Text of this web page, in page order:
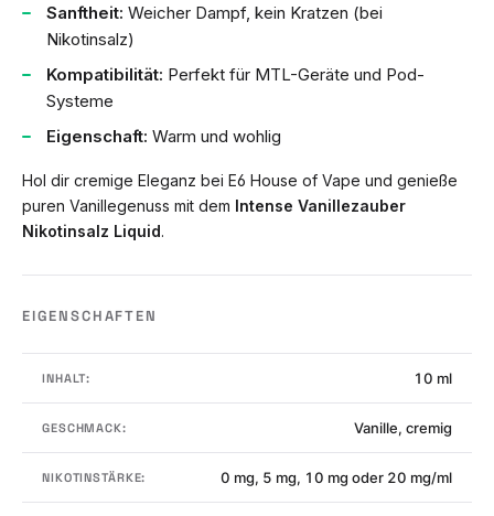
Sanftheit: Weicher Dampf, kein Kratzen (bei
Nikotinsalz)
Kompatibilität: Perfekt für MTL-Geräte und Pod-
Systeme
Eigenschaft: Warm und wohlig
Hol dir cremige Eleganz bei E6 House of Vape und genieße
puren Vanillegenuss mit dem Intense Vanillezauber
Nikotinsalz Liquid.
EIGENSCHAFTEN
INHALT: 10 ml
GESCHMACK: Vanille, cremig
NIKOTINSTÄRKE: 0 mg, 5 mg, 10 mg oder 20 mg/ml